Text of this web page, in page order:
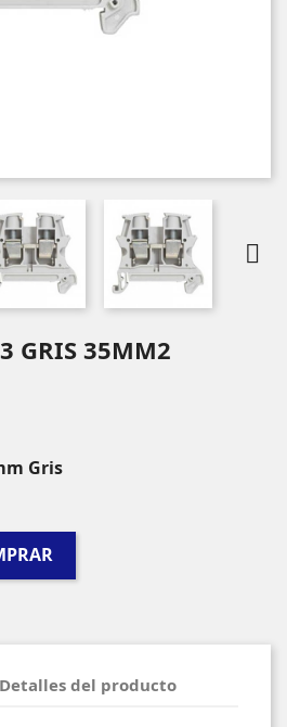

GRIS 35MM2
Gris
Detalles del producto